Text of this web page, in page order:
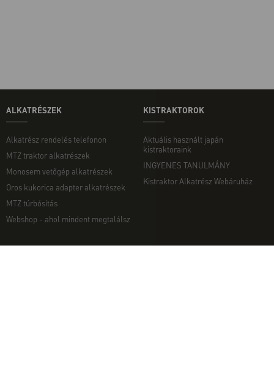
ALKATRÉSZEK
Alkatrész rendelés telefonon
MTZ traktor alkatrészek
Monosem vetőgép alkatrészek
Oros kukorica adapter alkatrészek
MTZ túrbósítás
Webshop - ahol mindent megtalálsz
KISTRAKTOROK
Aktuális használt japán
kistraktoraink
INGYENES TANULMÁNY
Kistraktor Alkatrész Webáruház